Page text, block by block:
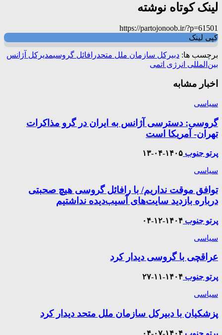
لینک کوتاه نوشته
https://partojonoob.ir/?p=61501
کپی لینک
برچسب ها: دبیرکل سازمان ملل متحدرافائل گروسیمدیرکل آژانس
بین‌المللی انرژی اتمی
اخبار مشابه
سیاسی
گروسی: دسترسی آژانس به ایران در گرو مذاکرات
تهران- آمریکا است
پرتو جنوب ۱۴۰۵-۰۴-۱۳
سیاسی
توافق موقت نداریم/ با رافائل گروسی هیچ صحبتی
درباره بازدید سایت‌های آسیب‌دیده نداشتیم
پرتو جنوب ۱۴۰۴-۱۲-۰۴
سیاسی
عراقچی با گروسی دیدار کرد
پرتو جنوب ۱۴۰۴-۱۱-۲۷
سیاسی
پزشکیان با دبیرکل سازمان ملل متحد دیدار کرد
پرتو جنوب ۱۴۰۴-۰۷-۰۴